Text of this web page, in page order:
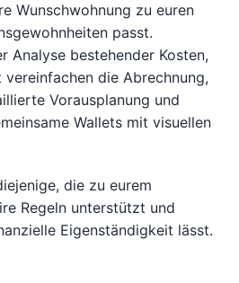
Wunschwohnung zu euren
passt.
Analyse bestehender Kosten,
die Abrechnung,
Vorausplanung und
Wallets mit visuellen
die zu eurem
Regeln unterstützt und
Eigenständigkeit lässt.